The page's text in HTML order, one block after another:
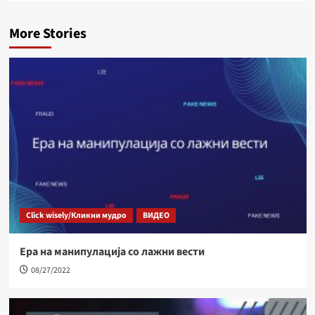
More Stories
Click wisely/Кликни мудро ВИДЕО
Ера на манипулација со лажни вести
08/27/2022